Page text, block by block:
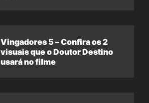
Vingadores 5 – Confira os 2
visuais que o Doutor Destino
usará no filme